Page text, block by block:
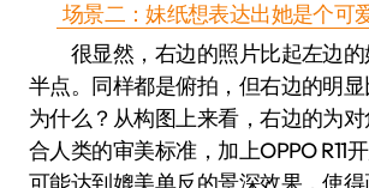
场景二：妹纸想表达出她是个可
很显然，右边的照片比起左边的
半点。同样都是俯拍，但右边的明显
为什么？从构图上来看，右边的为
合人类的审美标准，加上OPPO R11
可能达到媲美单反的景深效果，使